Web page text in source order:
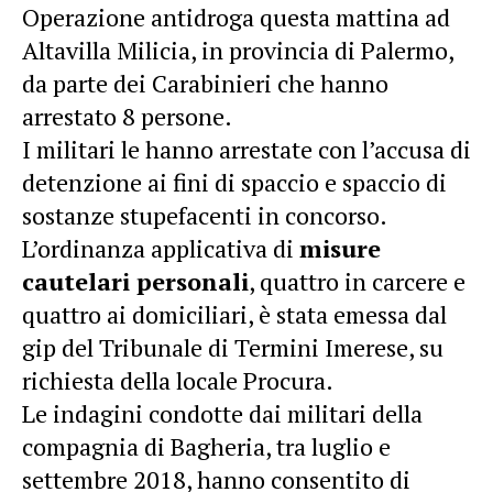
Operazione antidroga questa mattina ad
Altavilla Milicia, in provincia di Palermo,
da parte dei Carabinieri che hanno
arrestato 8 persone.
I militari le hanno arrestate con l’accusa di
detenzione ai fini di spaccio e spaccio di
sostanze stupefacenti in concorso.
L’ordinanza applicativa di misure
cautelari personali, quattro in carcere e
quattro ai domiciliari, è stata emessa dal
gip del Tribunale di Termini Imerese, su
richiesta della locale Procura.
Le indagini condotte dai militari della
compagnia di Bagheria, tra luglio e
settembre 2018, hanno consentito di